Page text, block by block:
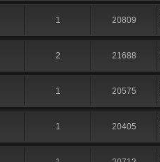
1 20809
2 21688
1 20575
1 20405